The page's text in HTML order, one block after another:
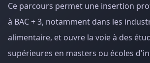
Ce parcours permet une insertion
à BAC + 3, notamment dans les
alimentaire, et ouvre la voie à des
supérieures en masters ou écoles